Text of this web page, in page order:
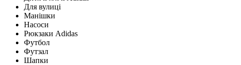
Для вулиці
Манішки
Насоси
Рюкзаки Adidas
Футбол
Футзал
Шапки